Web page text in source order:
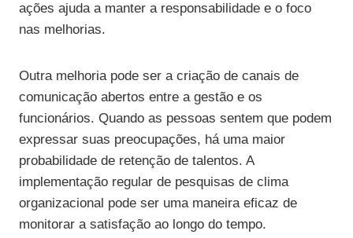
ações ajuda a manter a responsabilidade e o foco
nas melhorias.
Outra melhoria pode ser a criação de canais de
comunicação abertos entre a gestão e os
funcionários. Quando as pessoas sentem que podem
expressar suas preocupações, há uma maior
probabilidade de retenção de talentos. A
implementação regular de pesquisas de clima
organizacional pode ser uma maneira eficaz de
monitorar a satisfação ao longo do tempo.